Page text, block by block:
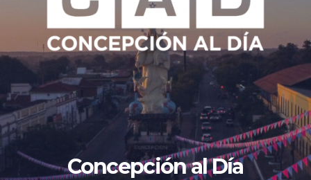
Concepción al Día